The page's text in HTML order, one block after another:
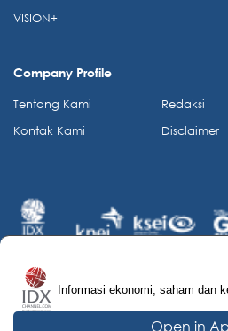
Informasi ekonomi, saham dan
Open in
VISION+
Company Profile
Tentang Kami
Kontak Kami
Redaksi
Disclaimer
© 2026 IDX Channel. All